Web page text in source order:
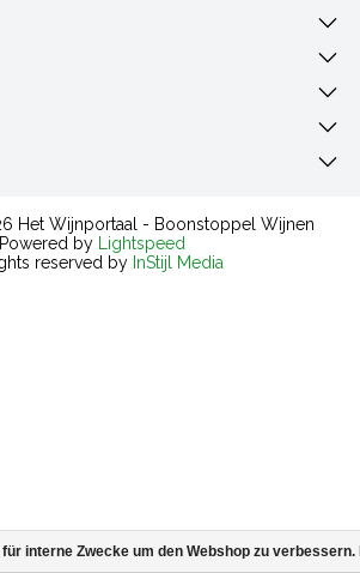
Het Wijnportaal - Boonstoppel Wijnen
Powered by
Lightspeed
reserved by InStijl Media
interne Zwecke um den Webshop zu